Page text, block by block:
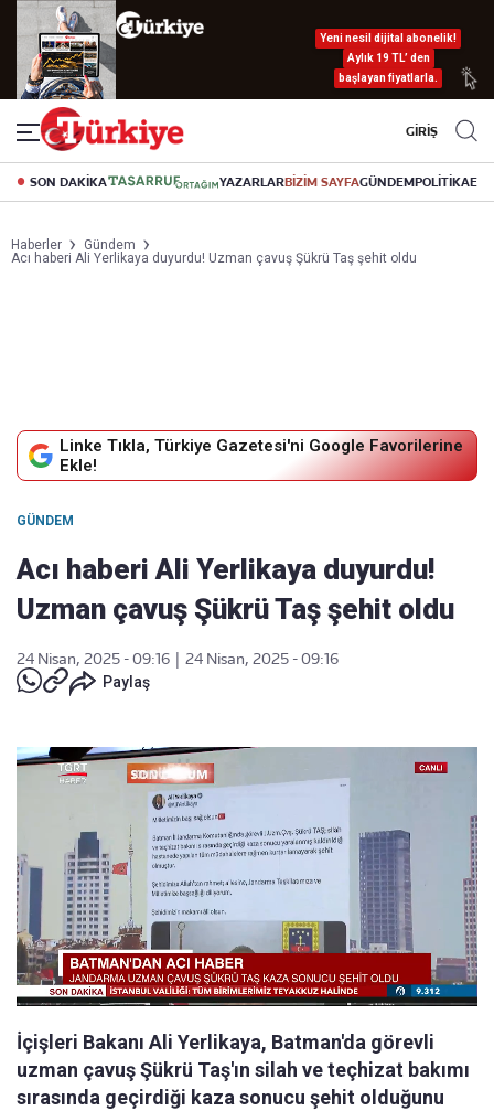
Yeni nesil dijital abonelik!
Aylık 19 TL’ den
başlayan fiyatlarla.
GİRİŞ
SON DAKİKA YAZARLARBİZİM SAYFAGÜNDEMPOLİTİKA
Haberler
Gündem
Acı haberi Ali Yerlikaya duyurdu! Uzman çavuş Şükrü Taş şehit oldu
Linke Tıkla, Türkiye Gazetesi'ni Google Favorilerine
Ekle!
GÜNDEM
Acı haberi Ali Yerlikaya duyurdu!
Uzman çavuş Şükrü Taş şehit oldu
24 Nisan, 2025 - 09:16
24 Nisan, 2025 - 09:16
Paylaş
İçişleri Bakanı Ali Yerlikaya, Batman'da görevli
uzman çavuş Şükrü Taş'ın silah ve teçhizat bakımı
sırasında geçirdiği kaza sonucu şehit olduğunu